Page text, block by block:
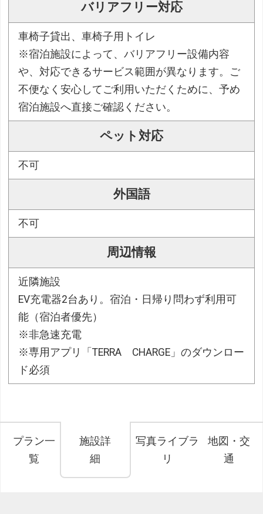
バリアフリー対応
車椅子貸出、車椅子用トイレ
※宿泊施設によって、バリアフリー設備内容
や、対応できるサービス範囲が異なります。ご
不便なく安心してご利用いただくために、予め
宿泊施設へ直接ご確認ください。
ペット対応
不可
外国語
不可
周辺情報
近隣施設
EV充電器2台あり。宿泊・日帰り問わず利用可
能（宿泊者優先）
※非急速充電
※専用アプリ「TERRA CHARGE」のダウンロー
ド必須
プラン一
覧
施設詳
細
写真ライブラ
リ
地図・交
通